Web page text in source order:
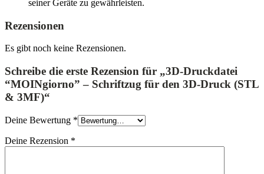
seiner Geräte zu gewährleisten.
Rezensionen
Es gibt noch keine Rezensionen.
Schreibe die erste Rezension für „3D-Druckdatei
“MOINgiorno” – Schriftzug für den 3D-Druck (STL
& 3MF)“
Deine Bewertung *
Deine Rezension *